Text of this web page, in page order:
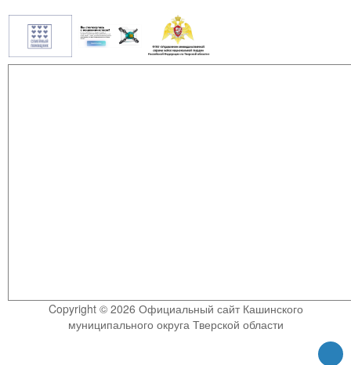
Copyright © 2026 Официальный сайт Кашинского
муниципального округа Тверской области